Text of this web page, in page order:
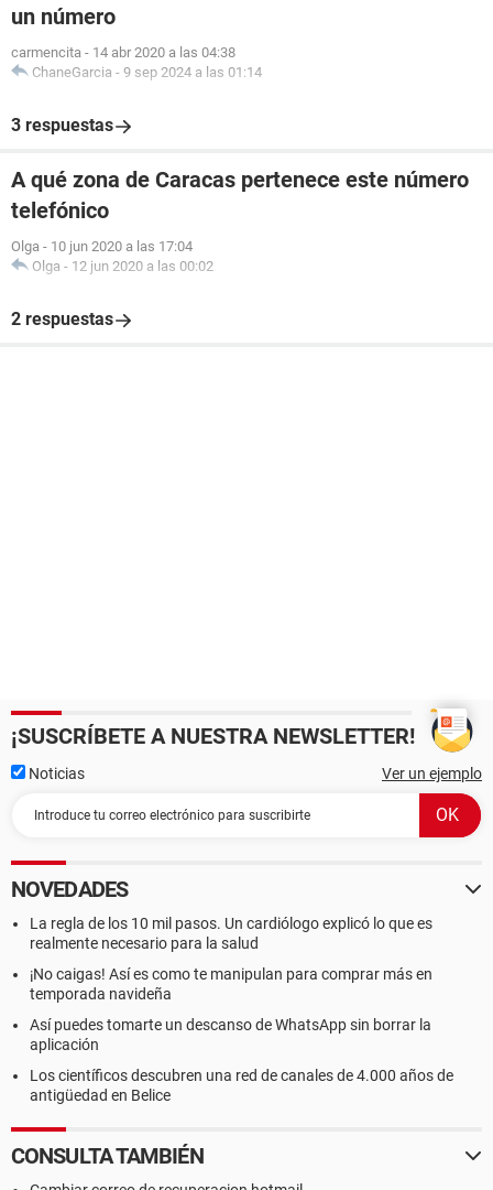
un número
carmencita - 14 abr 2020 a las 04:38
ChaneGarcia - 9 sep 2024 a las 01:14
3 respuestas
A qué zona de Caracas pertenece este número
telefónico
Olga - 10 jun 2020 a las 17:04
Olga - 12 jun 2020 a las 00:02
2 respuestas
¡SUSCRÍBETE A NUESTRA NEWSLETTER!
Noticias Ver un ejemplo
NOVEDADES
La regla de los 10 mil pasos. Un cardiólogo explicó lo que es
realmente necesario para la salud
¡No caigas! Así es como te manipulan para comprar más en
temporada navideña
Así puedes tomarte un descanso de WhatsApp sin borrar la
aplicación
Los científicos descubren una red de canales de 4.000 años de
antigüedad en Belice
CONSULTA TAMBIÉN